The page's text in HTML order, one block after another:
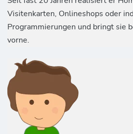
Visitenkarten, Onlineshops oder
Programmierungen und bringt sie
vorne.